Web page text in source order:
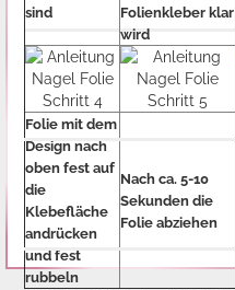
sind
Folienkleber klar
wird
Folie mit dem
Design nach
oben fest auf
die
Klebefläche
andrücken
und fest
rubbeln
Nach ca. 5-10
Sekunden die
Folie abziehen